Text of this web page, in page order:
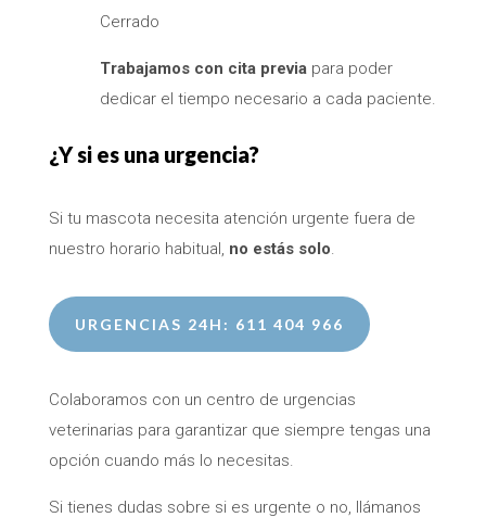
Cerrado
Trabajamos con cita previa para poder
dedicar el tiempo necesario a cada paciente.
¿Y si es una urgencia?
Si tu mascota necesita atención urgente fuera de
nuestro horario habitual, no estás solo
URGENCIAS 24H: 611 404 966
Colaboramos con un centro de urgencias
veterinarias para garantizar que siempre tengas una
opción cuando más lo necesitas.
Si tienes dudas sobre si es urgente o no, llámanos